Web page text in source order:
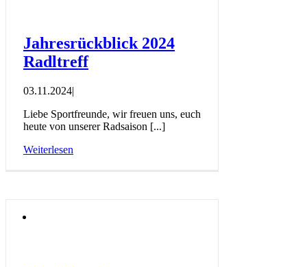
Jahresrückblick 2024
Radltreff
03.11.2024|
Liebe Sportfreunde, wir freuen uns, euch
heute von unserer Radsaison [...]
Weiterlesen